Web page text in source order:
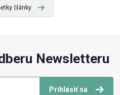
články
Newsletteru
Prihlásiť sa